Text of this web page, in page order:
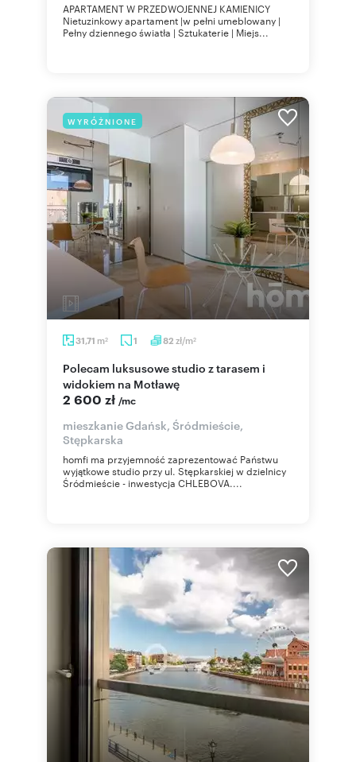
APARTAMENT W PRZEDWOJENNEJ KAMIENICY
Nietuzinkowy apartament |w pełni umeblowany |
Pełny dziennego światła | Sztukaterie | Miejs...
WYRÓŻNIONE
31,71 m2 1 82 zł/m2
Polecam luksusowe studio z tarasem i
widokiem na Motławę
2 600 zł /mc
mieszkanie Gdańsk, Śródmieście,
Stępkarska
homfi ma przyjemność zaprezentować Państwu
wyjątkowe studio przy ul. Stępkarskiej w dzielnicy
Śródmieście - inwestycja CHLEBOVA....